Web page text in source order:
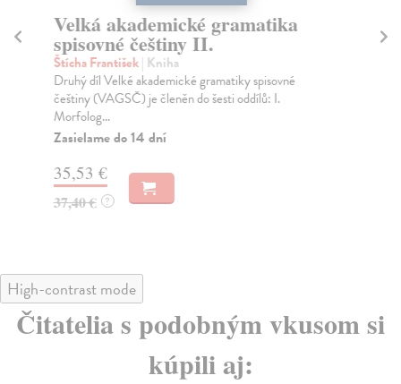
Velká akademické gramatika
spisovné češtiny II.
Štícha František| Kniha
Druhý díl Velké akademické gramatiky spisovné
češtiny (VAGSČ) je členěn do šesti oddílů: I.
Morfolog...
Zasielame do 14 dní
35,53 €
37,40 € ?
High-contrast mode
Čitatelia s podobným vkusom si
kúpili aj: